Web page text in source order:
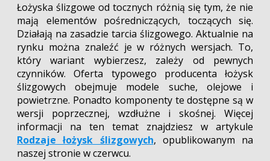
Łożyska ślizgowe od tocznych różnią się tym, że nie
mają elementów pośredniczących, toczących się.
Działają na zasadzie tarcia ślizgowego. Aktualnie na
rynku można znaleźć je w różnych wersjach. To,
który wariant wybierzesz, zależy od pewnych
czynników. Oferta typowego producenta łożysk
ślizgowych obejmuje modele suche, olejowe i
powietrzne. Ponadto komponenty te dostępne są w
wersji poprzecznej, wzdłużne i skośnej. Więcej
informacji na ten temat znajdziesz w artykule
Rodzaje łożysk ślizgowych, opublikowanym na
naszej stronie w czerwcu.